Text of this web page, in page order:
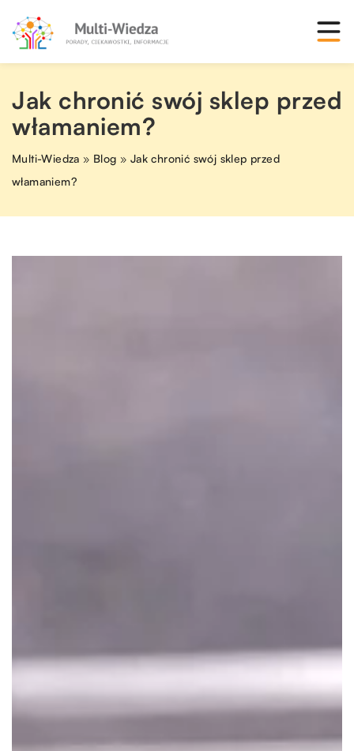
Jak chronić swój sklep przed
włamaniem?
Multi-Wiedza » Blog » Jak chronić swój sklep przed
włamaniem?